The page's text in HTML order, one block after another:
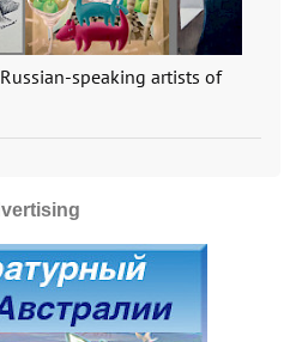
speaking artists of